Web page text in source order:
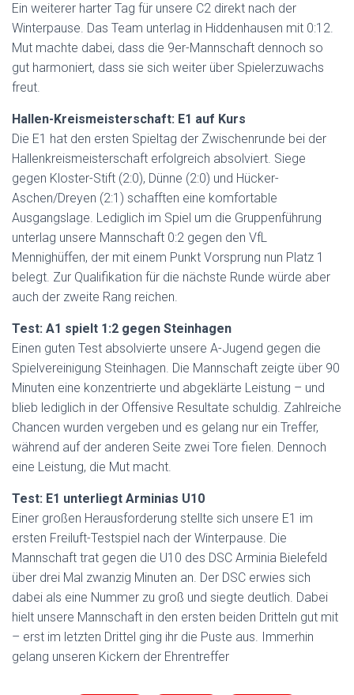
Ein weiterer harter Tag für unsere C2 direkt nach der
Winterpause. Das Team unterlag in Hiddenhausen mit 0:12.
Mut machte dabei, dass die 9er-Mannschaft dennoch so
gut harmoniert, dass sie sich weiter über Spielerzuwachs
freut.
Hallen-Kreismeisterschaft: E1 auf Kurs
Die E1 hat den ersten Spieltag der Zwischenrunde bei der
Hallenkreismeisterschaft erfolgreich absolviert. Siege
gegen Kloster-Stift (2:0), Dünne (2:0) und Hücker-
Aschen/Dreyen (2:1) schafften eine komfortable
Ausgangslage. Lediglich im Spiel um die Gruppenführung
unterlag unsere Mannschaft 0:2 gegen den VfL
Mennighüffen, der mit einem Punkt Vorsprung nun Platz 1
belegt. Zur Qualifikation für die nächste Runde würde aber
auch der zweite Rang reichen.
Test: A1 spielt 1:2 gegen Steinhagen
Einen guten Test absolvierte unsere A-Jugend gegen die
Spielvereinigung Steinhagen. Die Mannschaft zeigte über 90
Minuten eine konzentrierte und abgeklärte Leistung – und
blieb lediglich in der Offensive Resultate schuldig. Zahlreiche
Chancen wurden vergeben und es gelang nur ein Treffer,
während auf der anderen Seite zwei Tore fielen. Dennoch
eine Leistung, die Mut macht.
Test: E1 unterliegt Arminias U10
Einer großen Herausforderung stellte sich unsere E1 im
ersten Freiluft-Testspiel nach der Winterpause. Die
Mannschaft trat gegen die U10 des DSC Arminia Bielefeld
über drei Mal zwanzig Minuten an. Der DSC erwies sich
dabei als eine Nummer zu groß und siegte deutlich. Dabei
hielt unsere Mannschaft in den ersten beiden Dritteln gut mit
– erst im letzten Drittel ging ihr die Puste aus. Immerhin
gelang unseren Kickern der Ehrentreffer